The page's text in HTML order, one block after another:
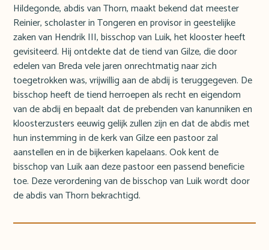
Hildegonde, abdis van Thorn, maakt bekend dat meester
Reinier, scholaster in Tongeren en provisor in geestelijke
zaken van Hendrik III, bisschop van Luik, het klooster heeft
gevisiteerd. Hij ontdekte dat de tiend van Gilze, die door
edelen van Breda vele jaren onrechtmatig naar zich
toegetrokken was, vrijwillig aan de abdij is teruggegeven. De
bisschop heeft de tiend herroepen als recht en eigendom
van de abdij en bepaalt dat de prebenden van kanunniken en
kloosterzusters eeuwig gelijk zullen zijn en dat de abdis met
hun instemming in de kerk van Gilze een pastoor zal
aanstellen en in de bijkerken kapelaans. Ook kent de
bisschop van Luik aan deze pastoor een passend beneficie
toe. Deze verordening van de bisschop van Luik wordt door
de abdis van Thorn bekrachtigd.